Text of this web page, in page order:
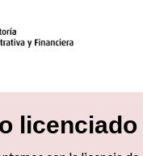
licenciado